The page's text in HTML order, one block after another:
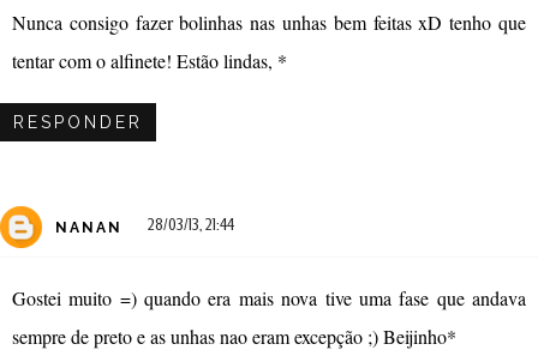
Nunca consigo fazer bolinhas nas unhas bem feitas xD tenho que
tentar com o alfinete! Estão lindas, *
RESPONDER
NANAN 28/03/13, 21:44
Gostei muito =) quando era mais nova tive uma fase que andava
sempre de preto e as unhas nao eram excepção ;) Beijinho*